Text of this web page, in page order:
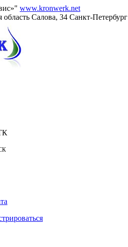
www.kronwerk.net
область Салова, 34 Санкт-Петербург